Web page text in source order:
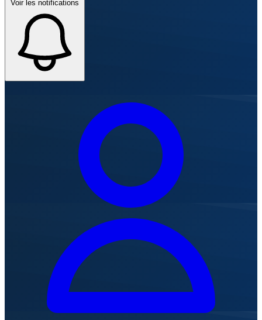
Voir les notifications